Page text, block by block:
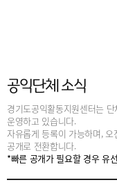
공익단체 소식
경기도공익활동지원센터는
운영하고 있습니다.
자유롭게 등록이 가능하며,
공개로 전환합니다.
*빠른 공개가 필요할 경우 유